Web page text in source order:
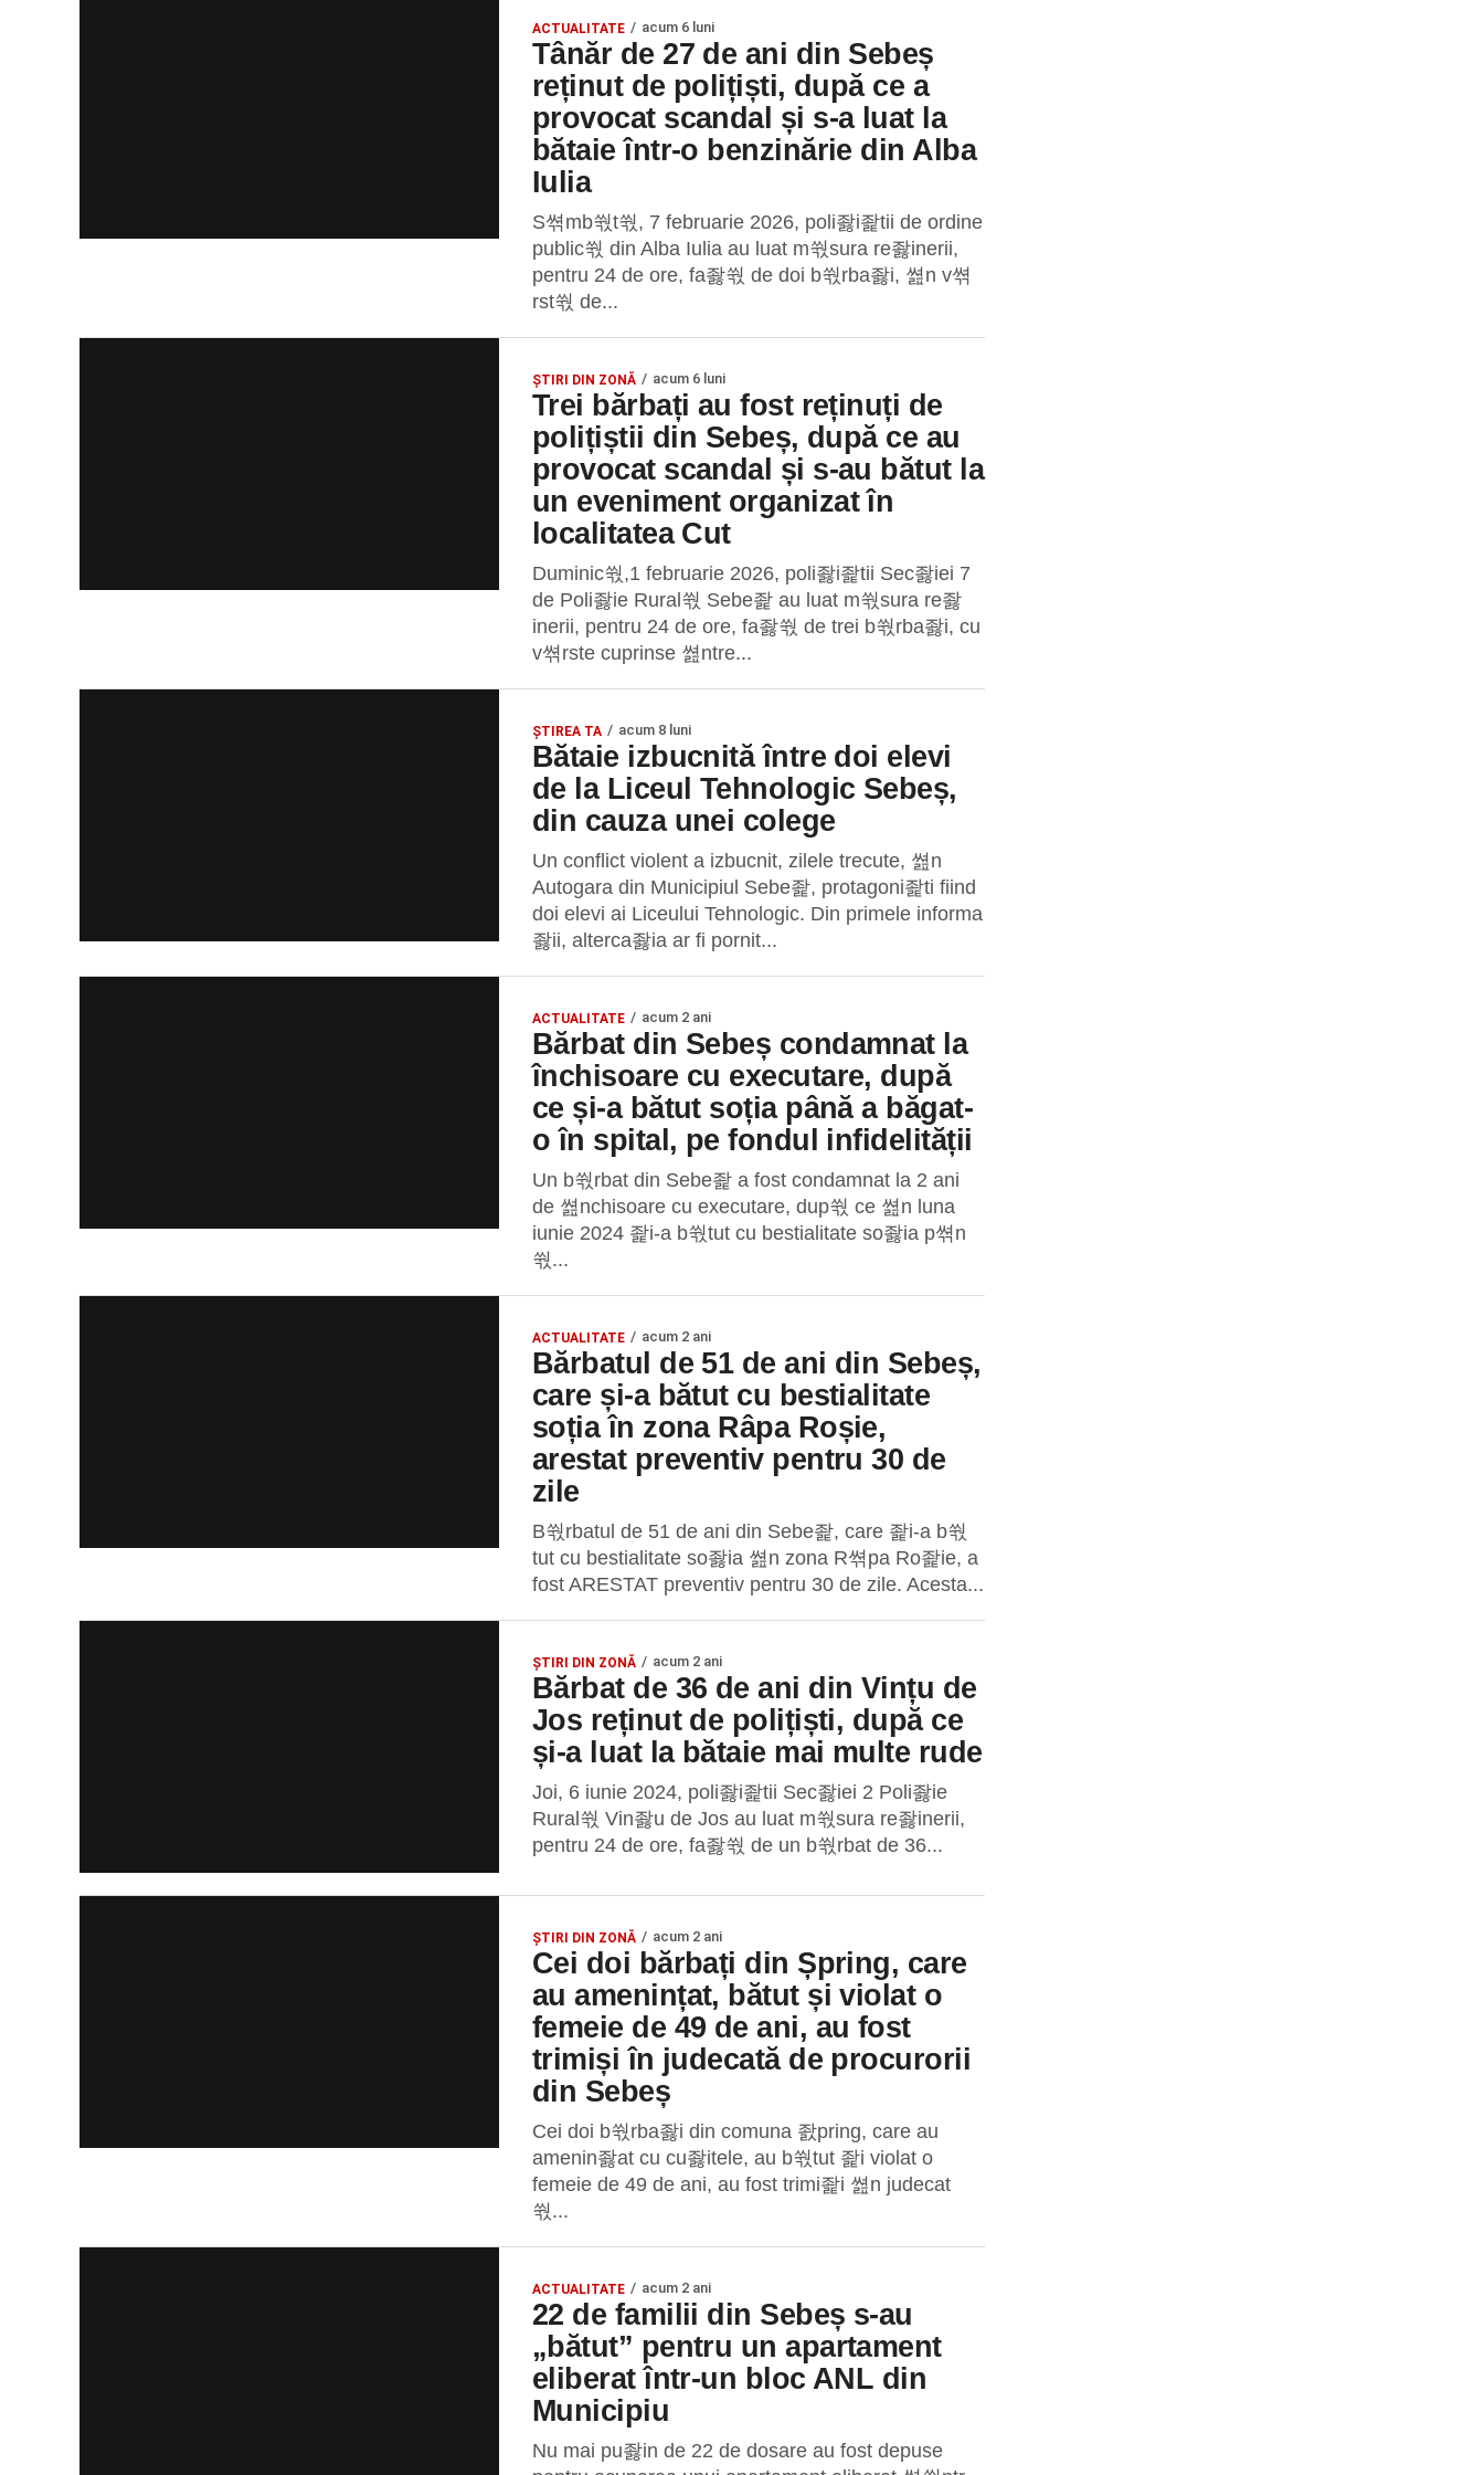
ACTUALITATE acum 6 luni
Tânăr de 27 de ani din Sebeș
reținut de polițiști, după ce a
provocat scandal și s-a luat la
bătaie într-o benzinărie din Alba
Iulia
S쎢mb쒃t쒃, 7 februarie 2026, poli좛i좙tii de ordine
public쒃 din Alba Iulia au luat m쒃sura re좛inerii,
pentru 24 de ore, fa좛쒃 de doi b쒃rba좛i, 쎮n v쎢
rst쒃 de...
ȘTIRI DIN ZONĂ acum 6 luni
Trei bărbați au fost reținuți de
polițiștii din Sebeș, după ce au
provocat scandal și s-au bătut la
un eveniment organizat în
localitatea Cut
Duminic쒃,1 februarie 2026, poli좛i좙tii Sec좛iei 7
de Poli좛ie Rural쒃 Sebe좙 au luat m쒃sura re좛
inerii, pentru 24 de ore, fa좛쒃 de trei b쒃rba좛i, cu
v쎢rste cuprinse 쎮ntre...
ŞTIREA TA acum 8 luni
Bătaie izbucnită între doi elevi
de la Liceul Tehnologic Sebeș,
din cauza unei colege
Un conflict violent a izbucnit, zilele trecute, 쎮n
Autogara din Municipiul Sebe좙, protagoni좙ti fiind
doi elevi ai Liceului Tehnologic. Din primele informa
좛ii, alterca좛ia ar fi pornit...
ACTUALITATE acum 2 ani
Bărbat din Sebeș condamnat la
închisoare cu executare, după
ce și-a bătut soția până a băgat-
o în spital, pe fondul infidelității
Un b쒃rbat din Sebe좙 a fost condamnat la 2 ani
de 쎮nchisoare cu executare, dup쒃 ce 쎮n luna
iunie 2024 좙i-a b쒃tut cu bestialitate so좛ia p쎢n
쒃...
ACTUALITATE acum 2 ani
Bărbatul de 51 de ani din Sebeș,
care și-a bătut cu bestialitate
soția în zona Râpa Roșie,
arestat preventiv pentru 30 de
zile
B쒃rbatul de 51 de ani din Sebe좙, care 좙i-a b쒃
tut cu bestialitate so좛ia 쎮n zona R쎢pa Ro좙ie, a
fost ARESTAT preventiv pentru 30 de zile. Acesta...
ȘTIRI DIN ZONĂ acum 2 ani
Bărbat de 36 de ani din Vințu de
Jos reținut de polițiști, după ce
și-a luat la bătaie mai multe rude
Joi, 6 iunie 2024, poli좛i좙tii Sec좛iei 2 Poli좛ie
Rural쒃 Vin좛u de Jos au luat m쒃sura re좛inerii,
pentru 24 de ore, fa좛쒃 de un b쒃rbat de 36...
ȘTIRI DIN ZONĂ acum 2 ani
Cei doi bărbați din Șpring, care
au amenințat, bătut și violat o
femeie de 49 de ani, au fost
trimiși în judecată de procurorii
din Sebeș
Cei doi b쒃rba좛i din comuna 좘pring, care au
amenin좛at cu cu좛itele, au b쒃tut 좙i violat o
femeie de 49 de ani, au fost trimi좙i 쎮n judecat
쒃...
ACTUALITATE acum 2 ani
22 de familii din Sebeș s-au
„bătut” pentru un apartament
eliberat într-un bloc ANL din
Municipiu
Nu mai pu좛in de 22 de dosare au fost depuse